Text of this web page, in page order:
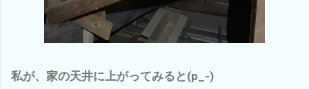
私が、家の天井に上がってみると(p_-)